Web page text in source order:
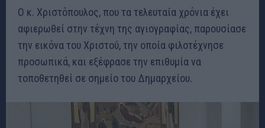
Ο κ. Χριστόπουλος, που τα τελευταία χρόνια έχει
αφιερωθεί στην τέχνη της αγιογραφίας, παρουσίασε
την εικόνα του Χριστού, την οποία φιλοτέχνησε
προσωπικά, και εξέφρασε την επιθυμία να
τοποθετηθεί σε σημείο του Δημαρχείου.